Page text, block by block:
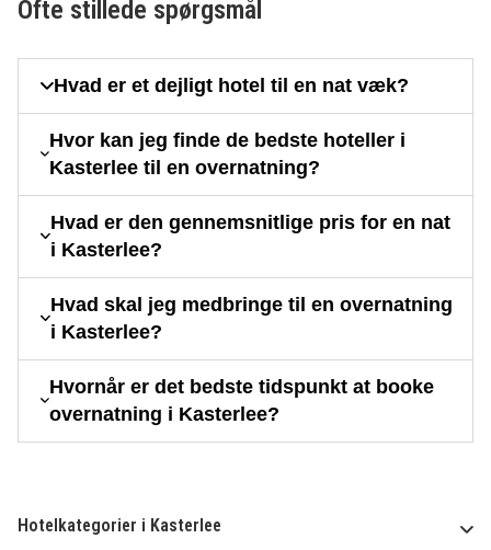
Ofte stillede spørgsmål
Hvad er et dejligt hotel til en nat væk?
Hvor kan jeg finde de bedste hoteller i
Kasterlee til en overnatning?
Hvad er den gennemsnitlige pris for en nat
i Kasterlee?
Hvad skal jeg medbringe til en overnatning
i Kasterlee?
Hvornår er det bedste tidspunkt at booke
overnatning i Kasterlee?
Hotelkategorier i Kasterlee